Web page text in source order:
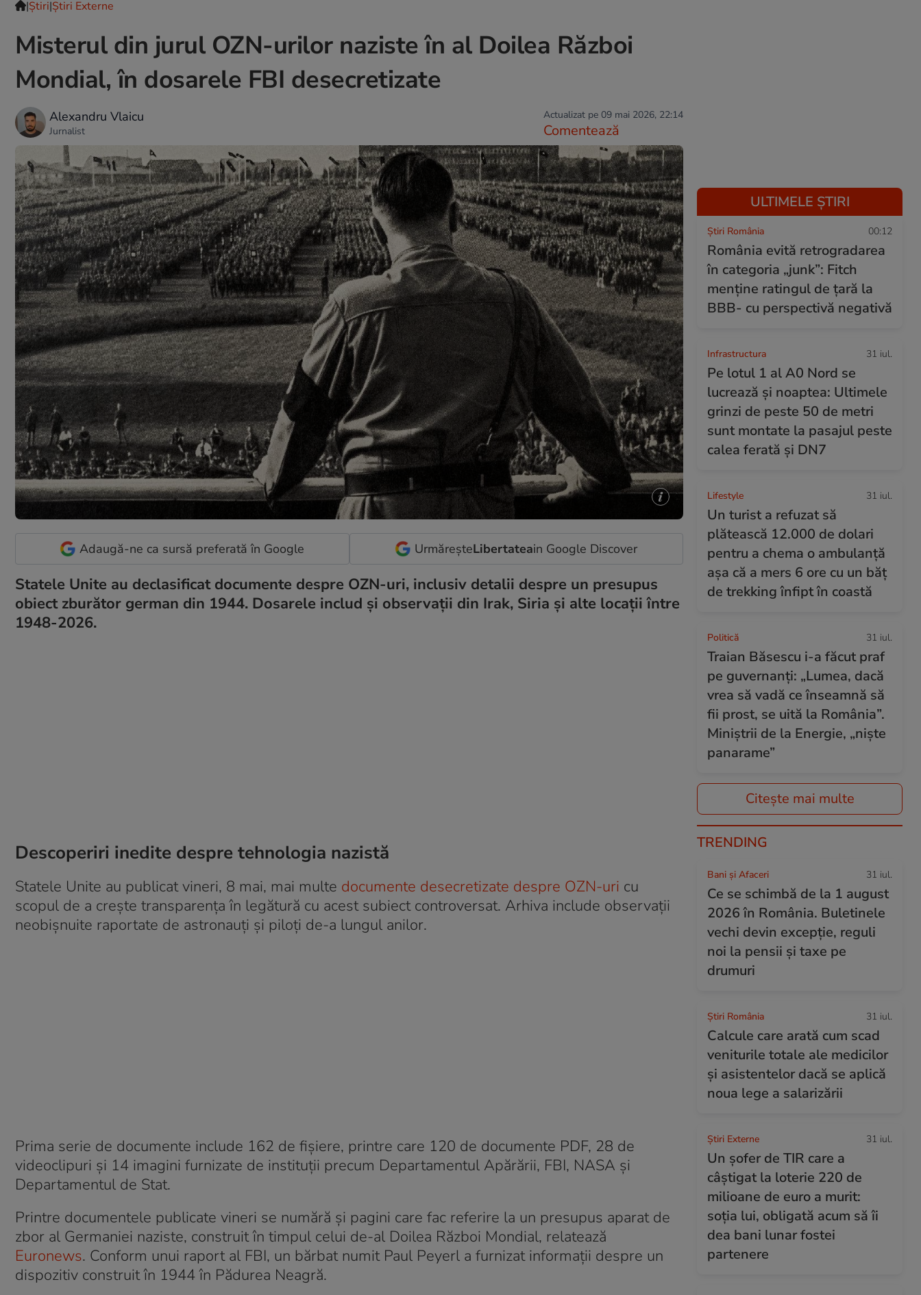
|Ştiri|Știri Externe
Misterul din jurul OZN-urilor naziste în al Doilea Război
Mondial, în dosarele FBI desecretizate
Alexandru Vlaicu
Jurnalist
Actualizat pe 09 mai 2026, 22:14
Comentează
Adaugă-ne ca sursă preferată în Google UrmăreșteLibertateain Google Discover
Statele Unite au declasificat documente despre OZN-uri, inclusiv detalii despre un presupus
obiect zburător german din 1944. Dosarele includ și observații din Irak, Siria și alte locații între
1948-2026.
Descoperiri inedite despre tehnologia nazistă
Statele Unite au publicat vineri, 8 mai, mai multe documente desecretizate despre OZN-uri cu
scopul de a crește transparența în legătură cu acest subiect controversat. Arhiva include observații
neobișnuite raportate de astronauți și piloți de-a lungul anilor.
Prima serie de documente include 162 de fișiere, printre care 120 de documente PDF, 28 de
videoclipuri și 14 imagini furnizate de instituții precum Departamentul Apărării, FBI, NASA și
Departamentul de Stat.
Printre documentele publicate vineri se numără și pagini care fac referire la un presupus aparat de
zbor al Germaniei naziste, construit în timpul celui de-al Doilea Război Mondial, relatează
Euronews. Conform unui raport al FBI, un bărbat numit Paul Peyerl a furnizat informații despre un
dispozitiv construit în 1944 în Pădurea Neagră.
ULTIMELE ȘTIRI
Știri România 00:12
România evită retrogradarea
în categoria „junk”: Fitch
menține ratingul de țară la
BBB- cu perspectivă negativă
Infrastructura 31 iul.
Pe lotul 1 al A0 Nord se
lucrează și noaptea: Ultimele
grinzi de peste 50 de metri
sunt montate la pasajul peste
calea ferată și DN7
Lifestyle 31 iul.
Un turist a refuzat să
plătească 12.000 de dolari
pentru a chema o ambulanță
așa că a mers 6 ore cu un băț
de trekking înfipt în coastă
Politică 31 iul.
Traian Băsescu i-a făcut praf
pe guvernanți: „Lumea, dacă
vrea să vadă ce înseamnă să
fii prost, se uită la România”.
Miniștrii de la Energie, „niște
panarame”
Citește mai multe
TRENDING
Bani și Afaceri 31 iul.
Ce se schimbă de la 1 august
2026 în România. Buletinele
vechi devin excepție, reguli
noi la pensii și taxe pe
drumuri
Știri România 31 iul.
Calcule care arată cum scad
veniturile totale ale medicilor
și asistentelor dacă se aplică
noua lege a salarizării
Știri Externe 31 iul.
Un șofer de TIR care a
câștigat la loterie 220 de
milioane de euro a murit:
soția lui, obligată acum să îi
dea bani lunar fostei
partenere